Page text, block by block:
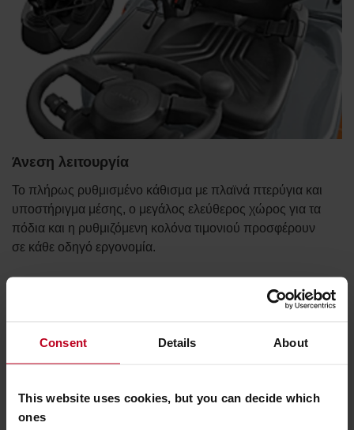
Consent Details About
This website uses cookies, but you can decide which
ones
Άνεση λειτουργία
Το πλήρως ρυθμισμένο κάθισμα με πλαϊνά πτερύγια και
υποστήριγμα μέσης, ο μεγάλος ελεύθερος χώρος για τα
πόδια και η ρυθμιζόμενη κολόνα τιμονιού προσφέρουν
σε κάθε οδηγό εργονομία.